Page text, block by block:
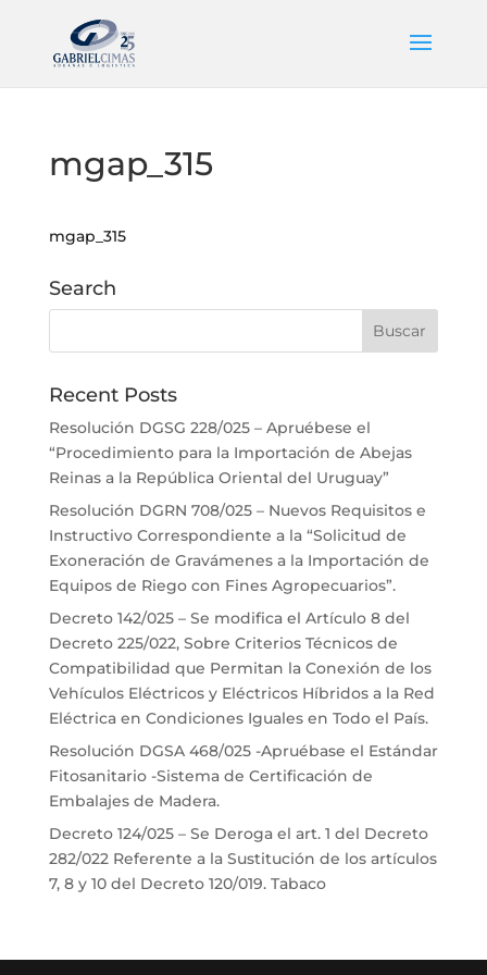
mgap_315
mgap_315
Search
Recent Posts
Resolución DGSG 228/025 – Apruébese el
“Procedimiento para la Importación de Abejas
Reinas a la República Oriental del Uruguay”
Resolución DGRN 708/025 – Nuevos Requisitos e
Instructivo Correspondiente a la “Solicitud de
Exoneración de Gravámenes a la Importación de
Equipos de Riego con Fines Agropecuarios”.
Decreto 142/025 – Se modifica el Artículo 8 del
Decreto 225/022, Sobre Criterios Técnicos de
Compatibilidad que Permitan la Conexión de los
Vehículos Eléctricos y Eléctricos Híbridos a la Red
Eléctrica en Condiciones Iguales en Todo el País.
Resolución DGSA 468/025 -Apruébase el Estándar
Fitosanitario -Sistema de Certificación de
Embalajes de Madera.
Decreto 124/025 – Se Deroga el art. 1 del Decreto
282/022 Referente a la Sustitución de los artículos
7, 8 y 10 del Decreto 120/019. Tabaco